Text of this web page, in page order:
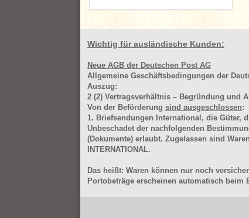
Wichtig für ausländische Kunden:
Neue AGB der Deutschen Post AG
Allgemeine Geschäftsbedingungen der
Auszug:
2 (2) Vertragsverhältnis – Begründung und
Von der Beförderung sind ausgeschlossen:
1. Briefsendungen International, die Güter,
Unbeschadet der nachfolgenden
(Dokumente) erlaubt. Zugelassen sind
INTERNATIONAL.
Das heißt: Waren können nur noch
Portobeträge erscheinen automatisch beim